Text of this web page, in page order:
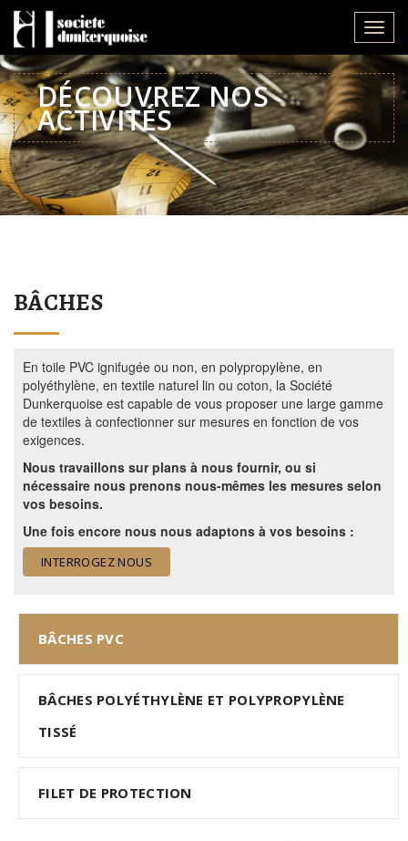
DÉCOUVREZ NOS
ACTIVITÉS
BÂCHES
En toile PVC ignifugée ou non, en polypropylène, en
polyéthylène, en textile naturel lin ou coton, la Société
Dunkerquoise est capable de vous proposer une large gamme
de textiles à confectionner sur mesures en fonction de vos
exigences.
Nous travaillons sur plans à nous fournir, ou si
nécessaire nous prenons nous-mêmes les mesures selon
vos besoins.
Une fois encore nous nous adaptons à vos besoins :
INTERROGEZ NOUS
BÂCHES PVC
BÂCHES POLYÉTHYLÈNE ET POLYPROPYLÈNE
TISSÉ
FILET DE PROTECTION